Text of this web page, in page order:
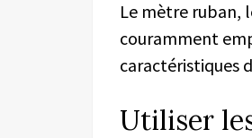
Le mètre ruban,
couramment
caractéristiques
Utiliser